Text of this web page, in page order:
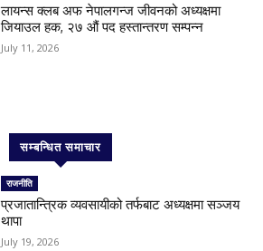
लायन्स क्लब अफ नेपालगन्ज जीवनको अध्यक्षमा
जियाउल हक, २७ औं पद हस्तान्तरण सम्पन्न
July 11, 2026
सम्बन्धित समाचार
राजनीति
प्रजातान्त्रिक व्यवसायीको तर्फबाट अध्यक्षमा सञ्जय
थापा
July 19, 2026